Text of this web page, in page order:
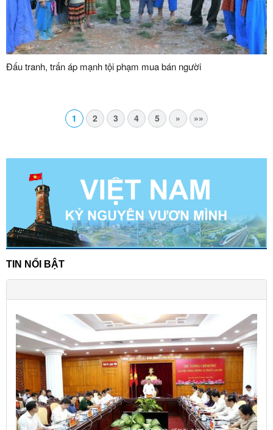
Đấu tranh, trấn áp mạnh tội phạm mua bán người
1 2 3 4 5 » »»
TIN NỔI BẬT